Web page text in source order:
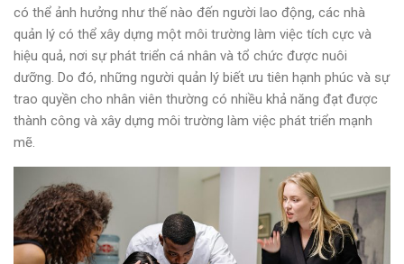
có thể ảnh hưởng như thế nào đến người lao động, các nhà
quản lý có thể xây dựng một môi trường làm việc tích cực và
hiệu quả, nơi sự phát triển cá nhân và tổ chức được nuôi
dưỡng. Do đó, những người quản lý biết ưu tiên hạnh phúc và sự
trao quyền cho nhân viên thường có nhiều khả năng đạt được
thành công và xây dựng môi trường làm việc phát triển mạnh
mẽ.